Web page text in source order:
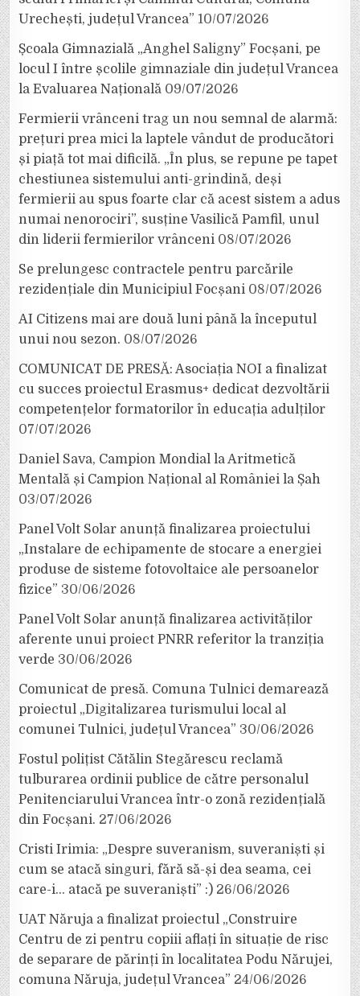
Urechești, județul Vrancea” 10/07/2026
Școala Gimnazială „Anghel Saligny” Focșani, pe
locul I între școlile gimnaziale din județul Vrancea
la Evaluarea Națională 09/07/2026
Fermierii vrânceni trag un nou semnal de alarmă:
prețuri prea mici la laptele vândut de producători
și piață tot mai dificilă. „În plus, se repune pe tapet
chestiunea sistemului anti-grindină, deși
fermierii au spus foarte clar că acest sistem a adus
numai nenorociri”, susține Vasilică Pamfil, unul
din liderii fermierilor vrânceni 08/07/2026
Se prelungesc contractele pentru parcările
rezidențiale din Municipiul Focșani 08/07/2026
AI Citizens mai are două luni până la începutul
unui nou sezon. 08/07/2026
COMUNICAT DE PRESĂ: Asociația NOI a finalizat
cu succes proiectul Erasmus+ dedicat dezvoltării
competențelor formatorilor în educația adulților
07/07/2026
Daniel Sava, Campion Mondial la Aritmetică
Mentală și Campion Național al României la Șah
03/07/2026
Panel Volt Solar anunță finalizarea proiectului
„Instalare de echipamente de stocare a energiei
produse de sisteme fotovoltaice ale persoanelor
fizice” 30/06/2026
Panel Volt Solar anunță finalizarea activităților
aferente unui proiect PNRR referitor la tranziția
verde 30/06/2026
Comunicat de presă. Comuna Tulnici demarează
proiectul „Digitalizarea turismului local al
comunei Tulnici, județul Vrancea” 30/06/2026
Fostul polițist Cătălin Stegărescu reclamă
tulburarea ordinii publice de către personalul
Penitenciarului Vrancea într-o zonă rezidențială
din Focșani. 27/06/2026
Cristi Irimia: „Despre suveranism, suveraniști și
cum se atacă singuri, fără să-și dea seama, cei
care-i… atacă pe suveraniști” :) 26/06/2026
UAT Năruja a finalizat proiectul „Construire
Centru de zi pentru copiii aflați în situație de risc
de separare de părinți în localitatea Podu Nărujei,
comuna Năruja, județul Vrancea” 24/06/2026